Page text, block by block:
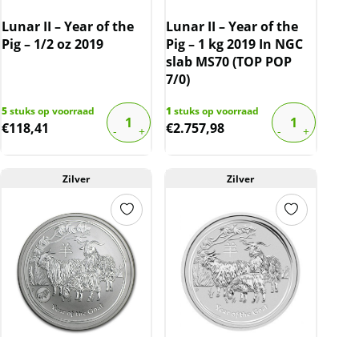
Lunar II – Year of the
Pig – 1/2 oz 2019
5stuks op voorraad
€118,41
Lunar II – Year of the
Pig – 1 kg 2019 In NGC
slab MS70 (TOP POP
7/0)
1 stuks op voorraad
€2.757,98
Zilver Zilver